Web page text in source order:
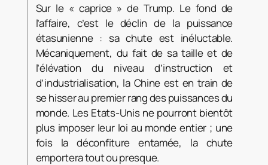
Sur le « caprice » de Trump. Le fond de
l’affaire, c’est le déclin de la puissance
étasunienne : sa chute est inéluctable.
Mécaniquement, du fait de sa taille et de
l’élévation du niveau d’instruction et
d’industrialisation, la Chine est en train de
se hisser au premier rang des puissances du
monde. Les Etats-Unis ne pourront bientôt
plus imposer leur loi au monde entier ; une
fois la déconfiture entamée, la chute
emportera tout ou presque.